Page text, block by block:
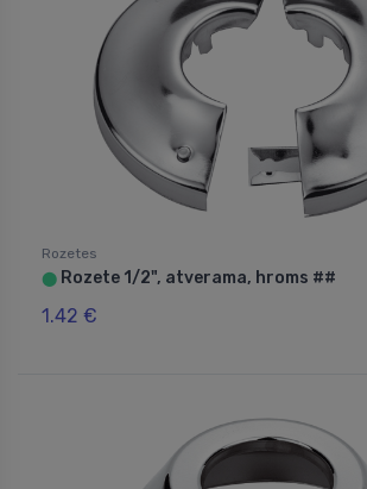
Rozetes
⬤ Rozete 1/2", atverama, hroms ##
1.42 €